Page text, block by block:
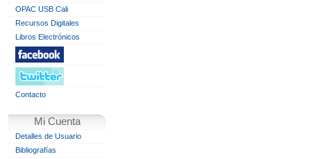
OPAC USB Cali
Recursos Digitales
Libros Electrónicos
Contacto
Mi Cuenta
Detalles de Usuario
Bibliografías